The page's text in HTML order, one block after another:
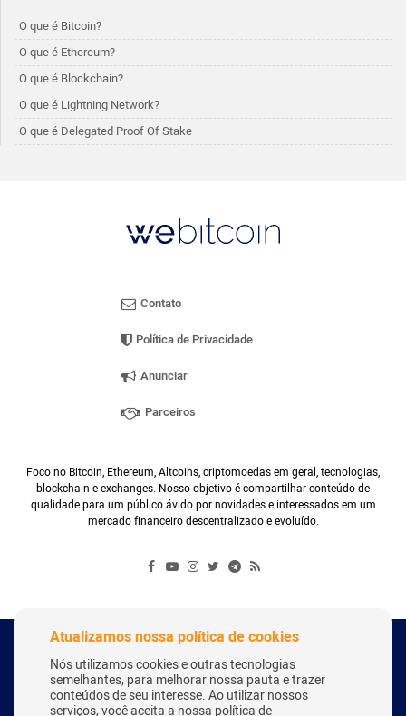
O que é Bitcoin?
O que é Ethereum?
O que é Blockchain?
O que é Lightning Network?
O que é Delegated Proof Of Stake
Contato
Política de Privacidade
Anunciar
Parceiros
Foco no Bitcoin, Ethereum, Altcoins, criptomoedas em geral, tecnologias,
blockchain e exchanges. Nosso objetivo é compartilhar conteúdo de
qualidade para um público ávido por novidades e interessados em um
mercado financeiro descentralizado e evoluído.
Copyright Webitcoin 2018 - Todos os Direitos Reservados
Atualizamos nossa política de cookies
Nós utilizamos cookies e outras tecnologias
semelhantes, para melhorar nossa pauta e trazer
conteúdos de seu interesse. Ao utilizar nossos
serviços, você aceita a nossa política de